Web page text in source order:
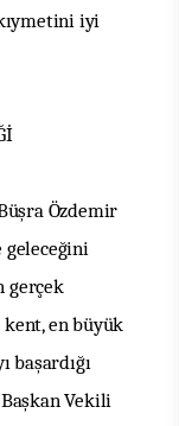
iyi
Özdemir
geleceğini
gerçek
en büyük
başardığı
Vekili